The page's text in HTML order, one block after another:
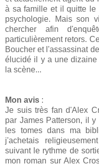
à sa famille et il quitte le
psychologie. Mais son
chercher afin
particulièrement retors.
Boucher et l'assassinat
élucidé il y a une
la scène...
Mon avis :
Je suis très fan d'Alex
par James Patterson, il
les tomes dans ma
j'achetais
suivant le rythme de
mon roman sur Alex